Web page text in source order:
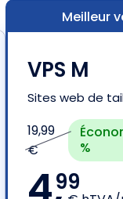
Meilleur
VPS M
Sites web de
19,99
€
%
99